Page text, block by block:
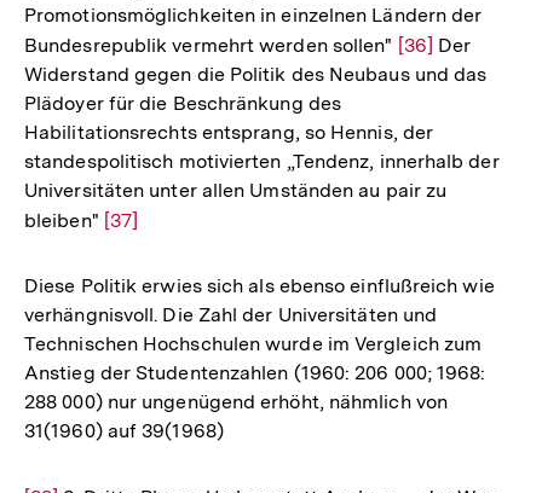
der
Fußnote
Promotionsmöglichkeiten in einzelnen Ländern der
Bundesrepublik vermehrt werden sollen" Zur
Auflösung
Fußnote
[36] Der
Widerstand gegen die Politik des Neubaus und das
Plädoyer für die Beschränkung des
Habilitationsrechts entsprang, so Hennis, der
standespolitisch motivierten „Tendenz, innerhalb der
Universitäten unter allen Umständen au pair zu
bleiben" Zur
der
Fußnote
[37]
Diese Politik erwies sich als ebenso einflußreich wie
verhängnisvoll. Die Zahl der Universitäten und
Technischen Hochschulen wurde im Vergleich zum
Anstieg der Studentenzahlen (1960: 206 000; 1968:
288 000) nur ungenügend erhöht, nähmlich von
31(1960) auf 39(1968)